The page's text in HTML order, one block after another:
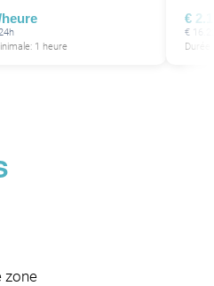
heure
1 heure
€
€
Durée
zone